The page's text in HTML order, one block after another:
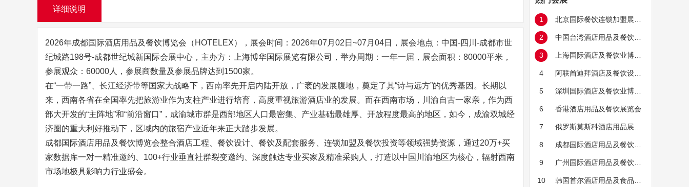
1 北京国际餐饮连锁加盟展览
会2 中国台湾酒店用品及餐饮展
览会
3 上海国际酒店及餐饮业博览
会4 阿联酋迪拜酒店及餐饮设备
用品展览会
5 深圳国际酒店及餐饮业博览
会6 香港酒店用品及餐饮展览会
7 俄罗斯莫斯科酒店用品展览
会8 成都国际酒店用品及餐饮博
览会
9 广州国际酒店用品及餐饮业
博览会
10 韩国首尔酒店用品及食品展
详细说明
2026年成都国际酒店用品及餐饮博览会（HOTELEX），展会时间：2026年07月02日~07月04日，展会地点：中国-四川-成都市世
纪城路198号-成都世纪城新国际会展中心，主办方：上海博华国际展览有限公司，举办周期：一年一届，展会面积：80000平米，
参展观众：60000人，参展商数量及参展品牌达到1500家。
在“一带一路”、长江经济带等国家大战略下，西南率先开启内陆开放，广袤的发展腹地，奠定了其“诗与远方”的优秀基因。长期以
来，西南各省在全国率先把旅游业作为支柱产业进行培育，高度重视旅游酒店业的发展。而在西南市场，川渝自古一家亲，作为西
部大开发的“主阵地”和“前沿窗口”，成渝城市群是西部地区人口最密集、产业基础最雄厚、开放程度最高的地区，如今，成渝双城经
济圈的重大利好推动下，区域内的旅宿产业近年来正大踏步发展。
成都国际酒店用品及餐饮博览会整合酒店工程、餐饮设计、餐饮及配套服务、连锁加盟及餐饮投资等领域强势资源，通过20万+买
家数据库一对一精准邀约、100+行业垂直社群裂变邀约、深度触达专业买家及精准采购人，打造以中国川渝地区为核心，辐射西南
市场地极具影响力行业盛会。